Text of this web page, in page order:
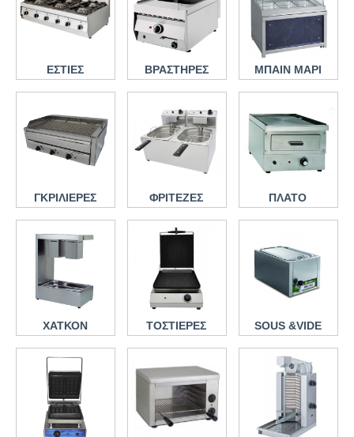
ΕΣΤΙΕΣ ΒΡΑΣΤΗΡΕΣ ΜΠΑΙΝ ΜΑΡΙ
ΓΚΡΙΛΙΕΡΕΣ ΦΡΙΤΕΖΕΣ ΠΛΑΤΟ
ΧΑΤΚΟΝ ΤΟΣΤΙΕΡΕΣ SOUS &VIDE